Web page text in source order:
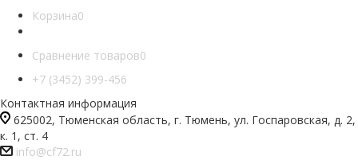
Корзина0
Сравнение товаров0
+7 (3452) 399-456
Контактная информация
625002, Тюменская область, г. Тюмень, ул. Госпаровская, д. 2,
к. 1, ст. 4
info@cf72.ru